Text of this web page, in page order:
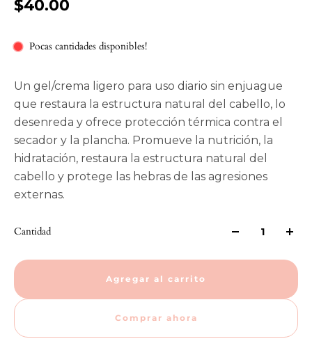
$40.00
Pocas cantidades disponibles!
Un gel/crema ligero para uso diario sin enjuague
que restaura la estructura natural del cabello, lo
desenreda y ofrece protección térmica contra el
secador y la plancha. Promueve la nutrición, la
hidratación, restaura la estructura natural del
cabello y protege las hebras de las agresiones
externas.
Cantidad
Agregar al carrito
Comprar ahora